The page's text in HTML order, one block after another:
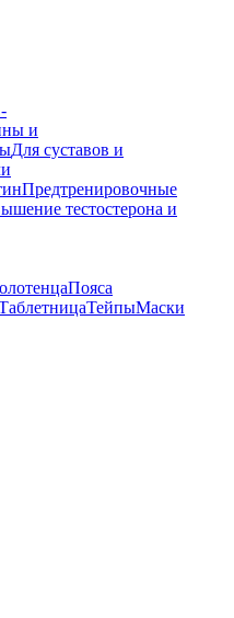
и
Для суставов и
Предтренировочные
тестостерона и
Пояса
ТейпыМаски